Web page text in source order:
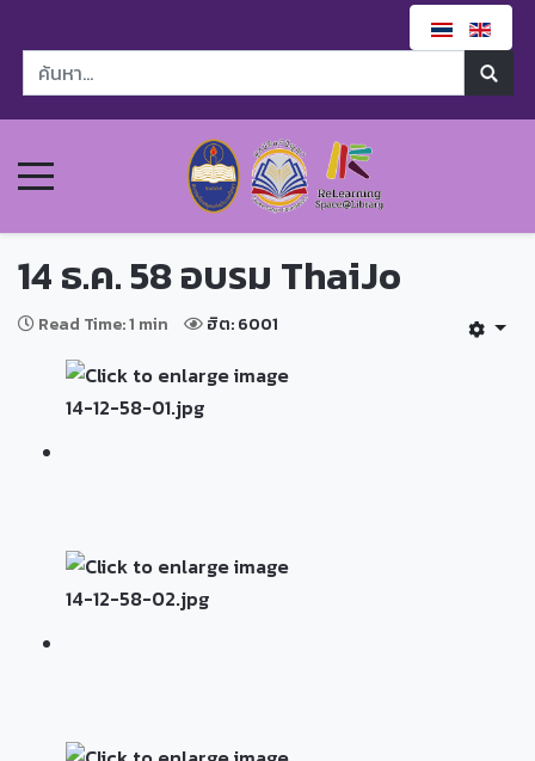
14 ธ.ค. 58 อบรม ThaiJo
Read Time: 1 min ฮิต: 6001